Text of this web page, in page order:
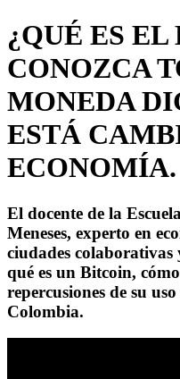
¿QUÉ ES
CONOZCA
MONEDA
ESTÁ
ECONOMÍA.
El docente de la
Meneses, experto en
ciudades
qué es un Bitcoin,
repercusiones de su
Colombia.